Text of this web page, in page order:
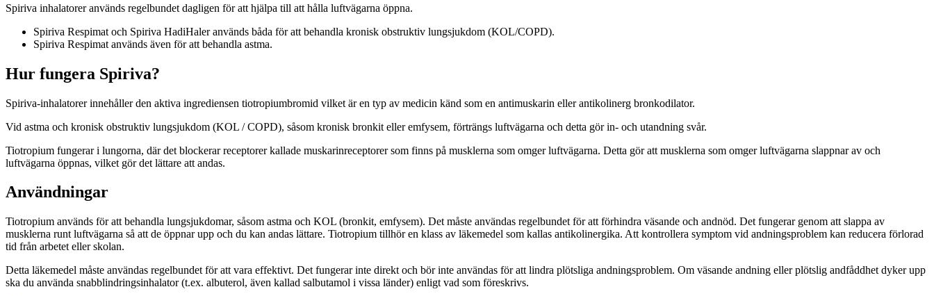
Spiriva inhalatorer används regelbundet dagligen för att hjälpa till att hålla luftvägarna öppna.
Spiriva Respimat och Spiriva HadiHaler används båda för att behandla kronisk obstruktiv lungsjukdom (KOL/COPD).
Spiriva Respimat används även för att behandla astma.
Hur fungera Spiriva?
Spiriva-inhalatorer innehåller den aktiva ingrediensen tiotropiumbromid vilket är en typ av medicin känd som en antimuskarin eller antikolinerg bronkodilator.
Vid astma och kronisk obstruktiv lungsjukdom (KOL / COPD), såsom kronisk bronkit eller emfysem, förträngs luftvägarna och detta gör in- och utandning svår.
Tiotropium fungerar i lungorna, där det blockerar receptorer kallade muskarinreceptorer som finns på musklerna som omger luftvägarna. Detta gör att musklerna som omger luftvägarna slappnar av och
luftvägarna öppnas, vilket gör det lättare att andas.
Användningar
Tiotropium används för att behandla lungsjukdomar, såsom astma och KOL (bronkit, emfysem). Det måste användas regelbundet för att förhindra väsande och andnöd. Det fungerar genom att slappa av
musklerna runt luftvägarna så att de öppnar upp och du kan andas lättare. Tiotropium tillhör en klass av läkemedel som kallas antikolinergika. Att kontrollera symptom vid andningsproblem kan reducera förlorad
tid från arbetet eller skolan.
Detta läkemedel måste användas regelbundet för att vara effektivt. Det fungerar inte direkt och bör inte användas för att lindra plötsliga andningsproblem. Om väsande andning eller plötslig andfåddhet dyker upp
ska du använda snabblindringsinhalator (t.ex. albuterol, även kallad salbutamol i vissa länder) enligt vad som föreskrivs.